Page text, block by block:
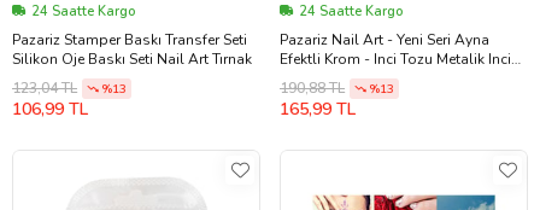
24 Saatte Kargo
Pazariz Stamper Baskı Transfer Seti
Silikon Oje Baskı Seti Nail Art Tırnak
123,04 TL
%13
106,99 TL
24 Saatte Kargo
Pazariz Nail Art - Yeni Seri Ayna
Efektli Krom - Inci Tozu Metalik Inci
Beyaz
190,88 TL %13
165,99 TL